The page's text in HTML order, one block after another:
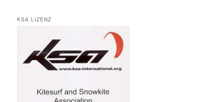
KSA LIZENZ